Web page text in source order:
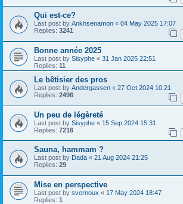
Qui est-ce?
Last post by Ankhsenamon « 04 May 2025 17:07
Replies: 3241
Bonne année 2025
Last post by Sisyphe « 31 Jan 2025 22:51
Replies: 11
Le bêtisier des pros
Last post by Andergassen « 27 Oct 2024 10:21
Replies: 2496
Un peu de légèreté
Last post by Sisyphe « 15 Sep 2024 15:31
Replies: 7216
Sauna, hammam ?
Last post by Dada « 21 Aug 2024 21:25
Replies: 29
Mise en perspective
Last post by svernoux « 17 May 2024 18:47
Replies: 1